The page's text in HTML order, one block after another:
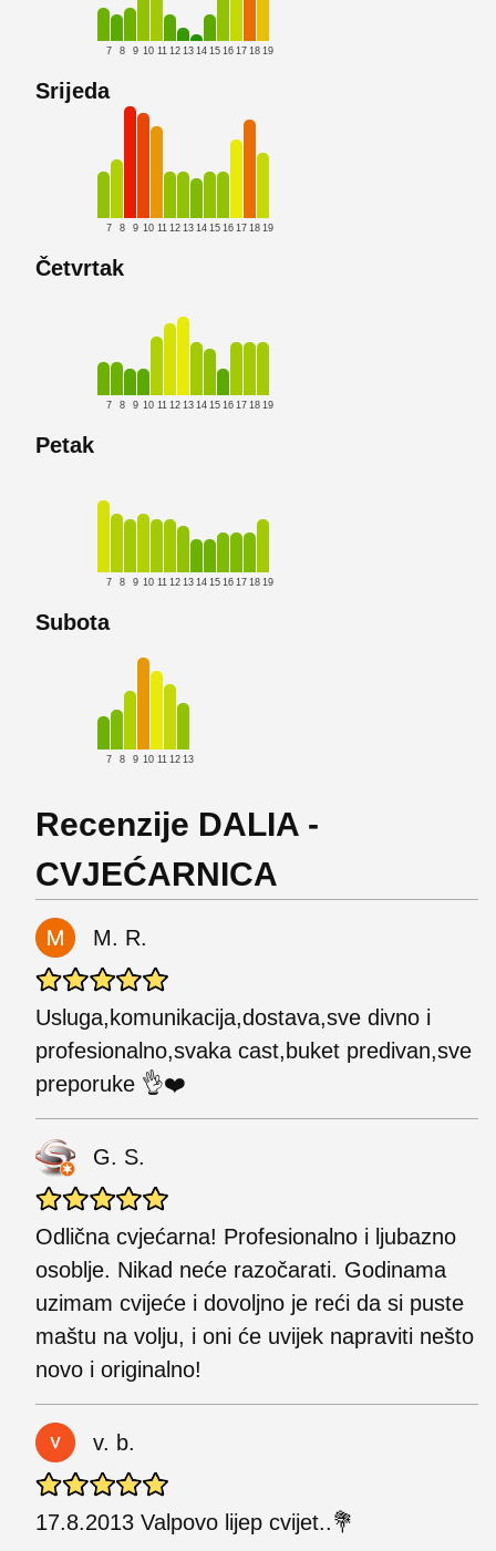
7 8 9 10 11 12 13 14 15 16 17 18 19
Srijeda
7 8 9 10 11 12 13 14 15 16 17 18 19
Četvrtak
7 8 9 10 11 12 13 14 15 16 17 18 19
Petak
7 8 9 10 11 12 13 14 15 16 17 18 19
Subota
7 8 9 10 11 12 13
Recenzije DALIA -
CVJEĆARNICA
M. R.
Usluga,komunikacija,dostava,sve divno i
profesionalno,svaka cast,buket predivan,sve
preporuke 👌❤️
G. S.
Odlična cvjećarna! Profesionalno i ljubazno
osoblje. Nikad neće razočarati. Godinama
uzimam cvijeće i dovoljno je reći da si puste
maštu na volju, i oni će uvijek napraviti nešto
novo i originalno!
v. b.
17.8.2013 Valpovo lijep cvijet..💐